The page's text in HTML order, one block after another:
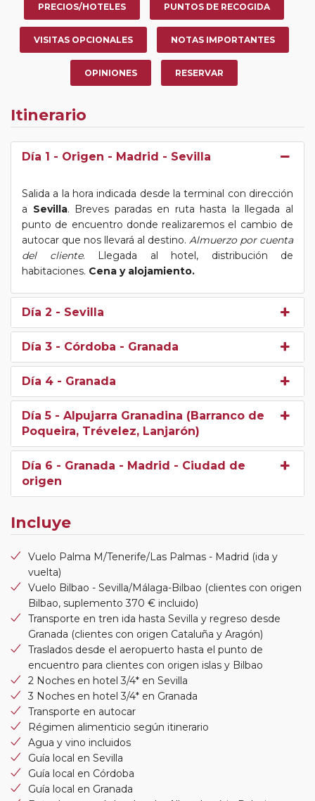
PRECIOS/HOTELES PUNTOS DE RECOGIDA
VISITAS OPCIONALES NOTAS IMPORTANTES
OPINIONES RESERVAR
Itinerario
Día 1 - Origen - Madrid - Sevilla
Salida a la hora indicada desde la terminal con dirección
a Sevilla. Breves paradas en ruta hasta la llegada al
punto de encuentro donde realizaremos el cambio de
autocar que nos llevará al destino. Almuerzo por cuenta
del cliente. Llegada al hotel, distribución de
habitaciones. Cena y alojamiento.
Día 2 - Sevilla
Día 3 - Córdoba - Granada
Día 4 - Granada
Día 5 - Alpujarra Granadina (Barranco de
Poqueira, Trévelez, Lanjarón)
Día 6 - Granada - Madrid - Ciudad de
origen
Incluye
Vuelo Palma M/Tenerife/Las Palmas - Madrid (ida y
vuelta)
Vuelo Bilbao - Sevilla/Málaga-Bilbao (clientes con origen
Bilbao, suplemento 370 € incluido)
Transporte en tren ida hasta Sevilla y regreso desde
Granada (clientes con origen Cataluña y Aragón)
Traslados desde el aeropuerto hasta el punto de
encuentro para clientes con origen islas y Bilbao
2 Noches en hotel 3/4* en Sevilla
3 Noches en hotel 3/4* en Granada
Transporte en autocar
Régimen alimenticio según itinerario
Agua y vino incluidos
Guía local en Sevilla
Guía local en Córdoba
Guía local en Granada